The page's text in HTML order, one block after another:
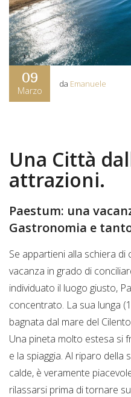
09
Marzo
da Emanuele
Una Città
attrazioni.
Paestum: una
Gastronomia e
Se appartieni alla schiera
vacanza in grado di
individuato il luogo giusto,
concentrato. La sua lunga
bagnata dal mare del
Una pineta molto estesa si
e la spiaggia. Al riparo della
calde, è veramente
rilassarsi prima di tornare